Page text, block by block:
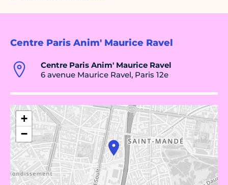
Centre Paris Anim' Maurice Ravel
Centre Paris Anim' Maurice Ravel
6 avenue Maurice Ravel, Paris 12e
+
−